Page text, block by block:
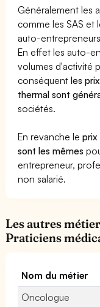
Généralement les
comme les SAS et
auto-
En effet les auto-
volumes d'activité
conséquentles
thermal sont
sociétés.
En revanche leprix
sont les mêmes
entrepreneur,
non salarié.
Les autres
Praticiens
Nom du métier
Oncologue